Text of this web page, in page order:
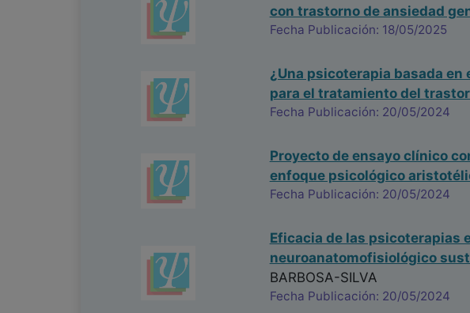
con trastorno de ansiedad
Fecha Publicación: 18/05/2025
¿Una psicoterapia basada
para el tratamiento del
Fecha Publicación: 20/05/2024
Proyecto de ensayo clínico
enfoque psicológico
Fecha Publicación: 20/05/2024
Eficacia de las psicoterapias
neuroanatomofisiológico
BARBOSA-SILVA
Fecha Publicación: 20/05/2024